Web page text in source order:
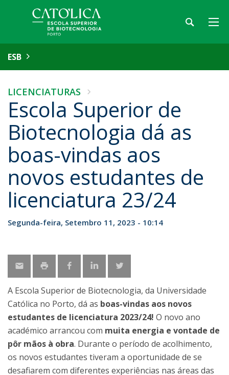
ESB
LICENCIATURAS
Escola Superior de
Biotecnologia dá as
boas-vindas aos
novos estudantes de
licenciatura 23/24
Segunda-feira, Setembro 11, 2023 - 10:14
A Escola Superior de Biotecnologia, da Universidade
Católica no Porto, dá as boas-vindas aos novos
estudantes de licenciatura 2023/24! O novo ano
académico arrancou com muita energia e vontade de
pôr mãos à obra. Durante o período de acolhimento,
os novos estudantes tiveram a oportunidade de se
desafiarem com diferentes experiências nas áreas das